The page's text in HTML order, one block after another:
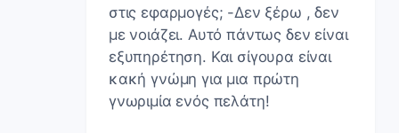
στις εφαρμογές; -Δεν ξέρω , δεν
με νοιάζει. Αυτό πάντως δεν είναι
εξυπηρέτηση. Και σίγουρα είναι
κακή γνώμη για μια πρώτη
γνωριμία ενός πελάτη!